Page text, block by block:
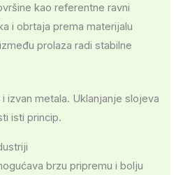
kao referentne ravni
i obrtaja prema materijalu
prolaza radi stabilne
izvan metala. Uklanjanje slojeva
isti princip.
brzu pripremu i bolju